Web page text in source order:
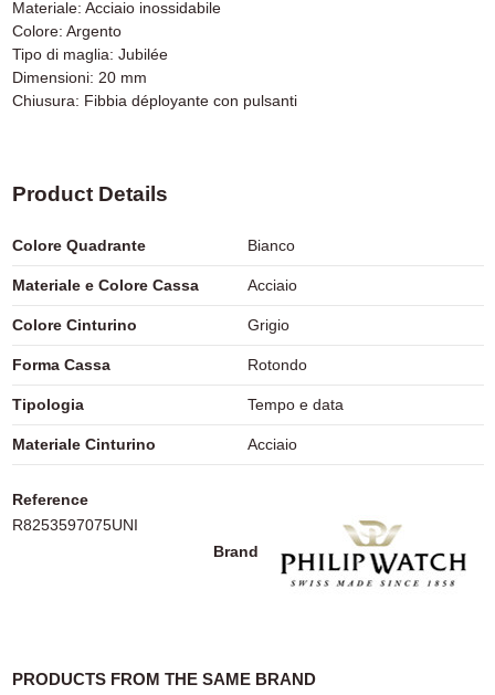
Materiale: Acciaio inossidabile
Colore: Argento
Tipo di maglia: Jubilée
Dimensioni: 20 mm
Chiusura: Fibbia déployante con pulsanti
Product Details
Colore Quadrante Bianco
Materiale e Colore Cassa Acciaio
Colore Cinturino Grigio
Forma Cassa Rotondo
Tipologia Tempo e data
Materiale Cinturino Acciaio
Brand
Reference
R8253597075UNI
PRODUCTS FROM THE SAME BRAND